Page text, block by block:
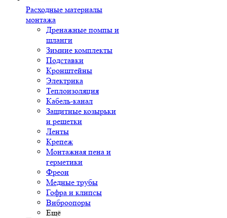
Расходные материалы
монтажа
Дренажные помпы и
шланги
Зимние комплекты
Подставки
Кронштейны
Электрика
Теплоизоляция
Кабель-канал
Защитные козырьки
и решетки
Ленты
Крепеж
Монтажная пена и
герметики
Фреон
Медные трубы
Гофра и клипсы
Виброопоры
Ещё